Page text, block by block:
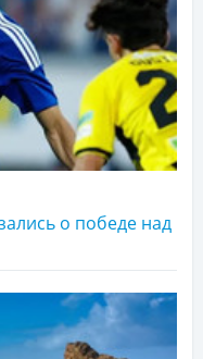
о победе над